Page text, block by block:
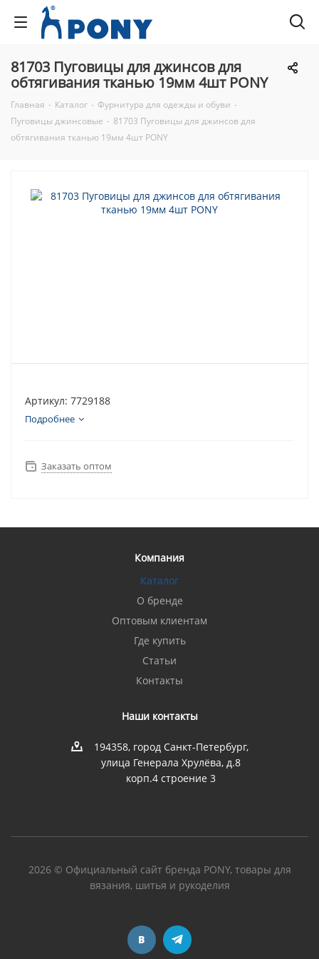
81703 Пуговицы для джинсов для
обтягивания тканью 19мм 4шт PONY
Главная - Каталог - Фурнитура для одежды и обуви -
Пуговицы джинсовые - 81703 Пуговицы для джинсов для
обтягивания тканью 19мм 4шт PONY
Артикул: 7729188
Подробнее
Заказать оптом
Компания
Каталог
О бренде
Оптовым клиентам
Где купить
Статьи
Контакты
Наши контакты
194358, город Санкт-Петербург,
улица Генерала Хрулёва, д.8
корп.4 строение 3
2026 © Официальный сайт бренда PONY, товары для
вязания, шитья и рукоделия